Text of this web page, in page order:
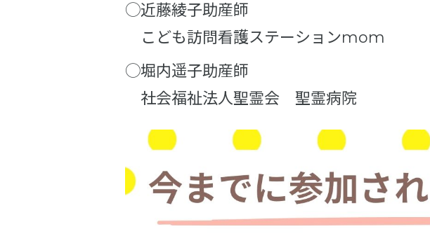
◯近藤綾子助産師
こども訪問看護ステーションmom
◯堀内遥子助産師
社会福祉法人聖霊会 聖霊病院